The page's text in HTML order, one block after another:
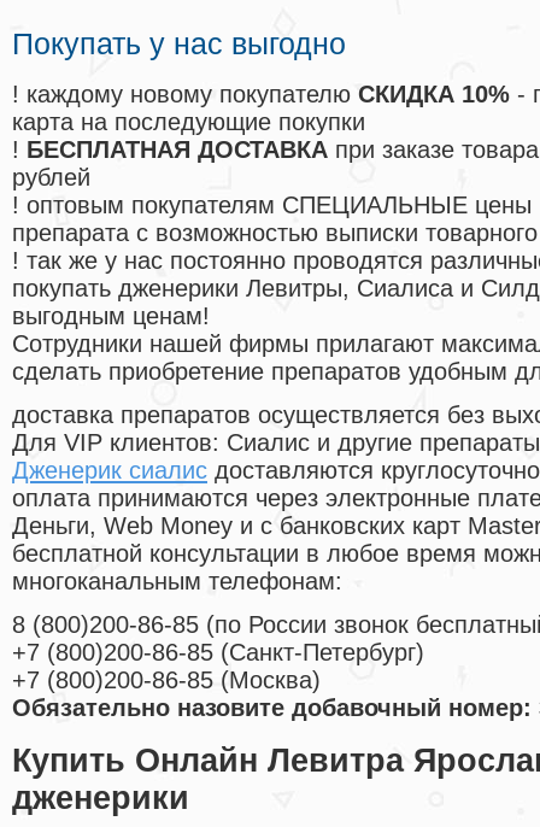
Покупать у нас выгодно
! каждому новому покупателю СКИДКА 10% -
карта на последующие покупки
! БЕСПЛАТНАЯ ДОСТАВКА при заказе
рублей
! оптовым покупателям СПЕЦИАЛЬНЫЕ цены
препарата с возможностью выписки
! так же у нас постоянно проводятся
покупать дженерики Левитры, Сиалиса и
выгодным ценам!
Cотрудники нашей фирмы прилагают
сделать приобретение препаратов удобным
доставка препаратов осуществляется без
Для VIP клиентов: Сиалис и другие
Дженерик сиалис доставляются круглосуточно
оплата принимаются через электронные
Деньги, Web Money и с банковских карт
бесплатной консультации в любое время
многоканальным телефонам:
8 (800)200-86-85 (по России звонок
+7 (800)200-86-85 (Санкт-Петербург)
+7 (800)200-86-85 (Москва)
Обязательно назовите добавочный номер:
Купить Онлайн Левитра
дженерики